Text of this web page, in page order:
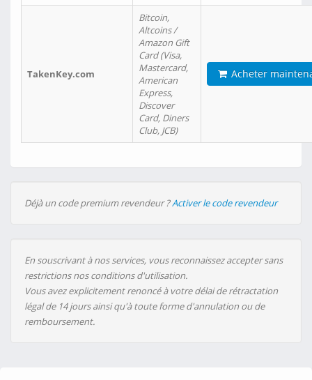
TakenKey.com
Bitcoin,
Altcoins /
Amazon Gift
Card (Visa,
Mastercard,
American
Express,
Discover
Card, Diners
Club, JCB)
Acheter
Déjà un code premium revendeur ?Activer le code revendeur
En souscrivant à nos services, vous reconnaissez accepter sans
restrictions nos conditions d'utilisation.
Vous avez explicitement renoncé à votre délai de rétractation
légal de 14 jours ainsi qu'à toute forme d'annulation ou de
remboursement.